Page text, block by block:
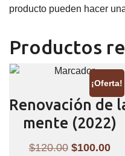
producto pueden hacer
Productos
¡Oferta!
Renovación de
mente (2022)
$120.00 El
$100.00El